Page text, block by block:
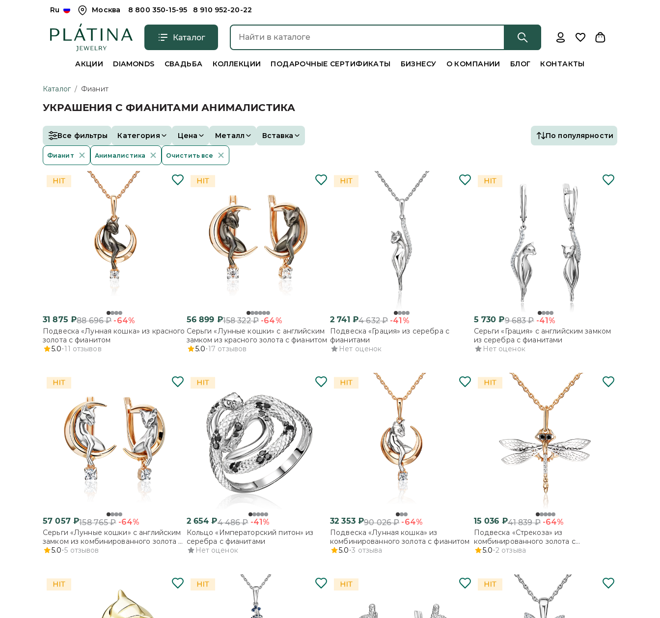
Ru Москва 8 800 350-15-95 8 910 952-20-22
Каталог
АКЦИИ DIAMONDS СВАДЬБА КОЛЛЕКЦИИ ПОДАРОЧНЫЕ СЕРТИФИКАТЫ БИЗНЕСУ О КОМПАНИИ БЛОГ КОНТАКТЫ
Каталог / Фианит
УКРАШЕНИЯ С ФИАНИТАМИ АНИМАЛИСТИКА
Все фильтры Категория Цена Металл Вставка По популярности
Фианит Анималистика Очистить все
31 875 ₽88 696₽ -64%
Подвеска «Лунная кошка» из красного
золота с фианитом
5.0 11 отзывов
56 899 ₽158 322₽ -64%
Серьги «Лунные кошки» с английским
замком из красного золота с фианитом
5.0 17 отзывов
2 741 ₽4 632₽ -41%
Подвеска «Грация» из серебра с
фианитами
Нет оценок
5 730 ₽9 683₽ -41%
Серьги «Грация» с английским замком
из серебра с фианитами
Нет оценок
57 057₽158 765₽ -64%
Серьги «Лунные кошки» с английским
замком из комбинированного золота с
фианитом
5.0 5 отзывов
2 654 ₽4 486₽ -41%
Кольцо «Императорский питон» из
серебра с фианитами
Нет оценок
32 353₽90 026₽ -64%
Подвеска «Лунная кошка» из
комбинированного золота с фианитом
5.0 3 отзыва
15 036 ₽41 839₽ -64%
Подвеска «Стрекоза» из
комбинированного золота с
фианитами
5.0 2 отзыва